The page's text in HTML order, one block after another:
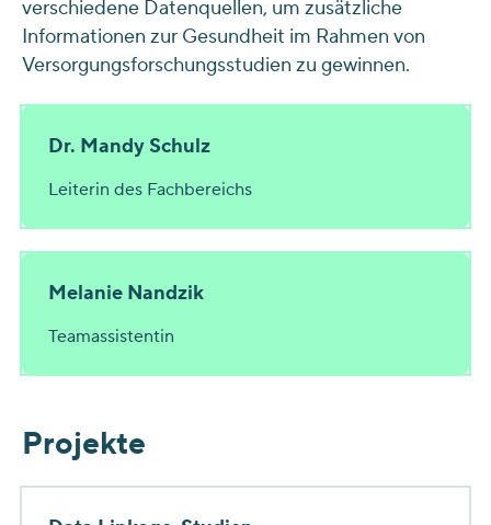
verschiedene Datenquellen, um zusätzliche
Informationen zur Gesundheit im Rahmen von
Versorgungsforschungsstudien zu gewinnen.
Dr. Mandy Schulz
Leiterin des Fachbereichs
Melanie Nandzik
Teamassistentin
Projekte